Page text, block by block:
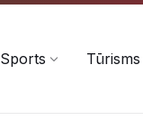
Sports Tūrisms